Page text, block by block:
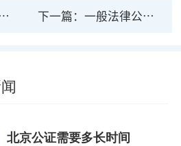
下一篇： 一般法律公证的流程是怎样的，如何办理
北京公证需要多长时间